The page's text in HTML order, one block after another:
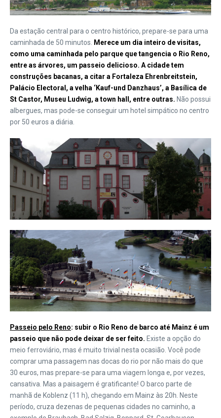
Da estação central para o centro histórico, prepare-se para uma
caminhada de 50 minutos.
Merece um dia inteiro de visitas,
como uma caminhada pelo parque que tangencia o Rio Reno,
entre as árvores, um passeio delicioso. A cidade tem
construções bacanas, a citar a Fortaleza Ehrenbreitstein,
Palácio Electoral, a velha ‘Kauf-und Danzhaus’, a Basílica de
St Castor, Museu Ludwig, a town hall, entre outras. Não possui
albergues, mas pode-se conseguir um hotel simpático no centro
por 50 euros a diária.
Passeio pelo Reno: subir o Rio Reno de barco até Mainz é um
passeio que não pode deixar de ser feito. Existe a opção do
meio ferroviário, mas é muito trivial nesta ocasião. Você pode
comprar uma passagem nas docas do rio por não mais do que
30 euros, mas prepare-se para uma viagem longa e, por vezes,
cansativa. Mas a paisagem é gratificante! O barco parte de
manhã de Koblenz (11 h), chegando em Mainz às 20h. Neste
período, cruza dezenas de pequenas cidades no caminho, a